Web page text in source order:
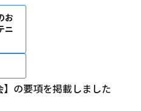
お
ニ
の要項を掲載しました